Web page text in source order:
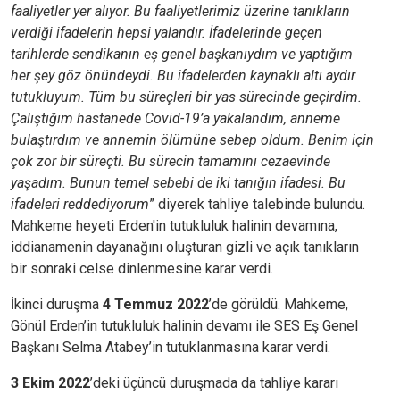
faaliyetler yer alıyor. Bu faaliyetlerimiz üzerine tanıkların
verdiği ifadelerin hepsi yalandır. İfadelerinde geçen
tarihlerde sendikanın eş genel başkanıydım ve yaptığım
her şey göz önündeydi. Bu ifadelerden kaynaklı altı aydır
tutukluyum. Tüm bu süreçleri bir yas sürecinde geçirdim.
Çalıştığım hastanede Covid-19’a yakalandım, anneme
bulaştırdım ve annemin ölümüne sebep oldum. Benim için
çok zor bir süreçti. Bu sürecin tamamını cezaevinde
yaşadım. Bunun temel sebebi de iki tanığın ifadesi. Bu
ifadeleri reddediyorum” diyerek tahliye talebinde bulundu.
Mahkeme heyeti Erden'in tutukluluk halinin devamına,
iddianamenin dayanağını oluşturan gizli ve açık tanıkların
bir sonraki celse dinlenmesine karar verdi.
İkinci duruşma 4 Temmuz 2022’de görüldü. Mahkeme,
Gönül Erden’in tutukluluk halinin devamı ile SES Eş Genel
Başkanı Selma Atabey’in tutuklanmasına karar verdi.
3 Ekim 2022’deki üçüncü duruşmada da tahliye kararı